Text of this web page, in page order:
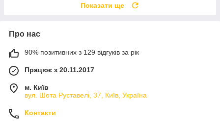
Показати ще
Про нас
90% позитивних з 129 відгуків за рік
Працює з 20.11.2017
м. Київ
вул. Шота Руставелі, 37, Київ, Україна
Контакти